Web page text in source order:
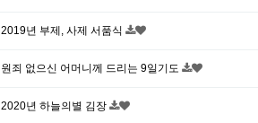
2019년 부제, 사제 서품식
원죄 없으신 어머니께 드리는 9일기도
2020년 하늘의별 김장